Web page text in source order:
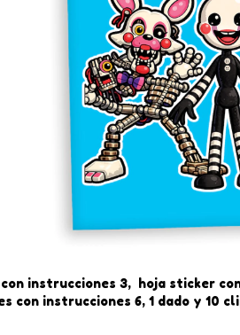
instrucciones 3, hoja sticker
con instrucciones 6, 1 dado y 10